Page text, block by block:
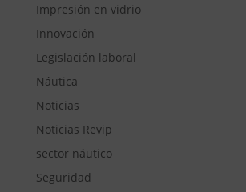
Impresión en vidrio
Innovación
Legislación laboral
Náutica
Noticias
Noticias Revip
sector náutico
Seguridad